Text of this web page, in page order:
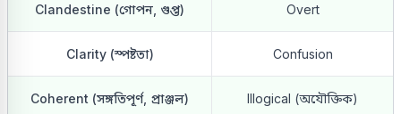
Clandestine (গোপন, গুপ্ত) Overt
Clarity (স্পষ্টতা) Confusion
Coherent (সঙ্গতিপূর্ণ, প্রাঞ্জল) Illogical (অযৌক্তিক)